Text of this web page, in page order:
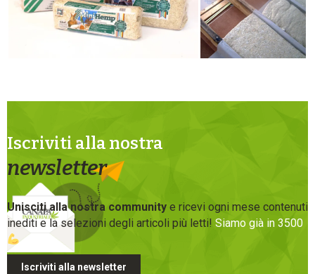
Iscriviti alla nostra
newsletter
Unisciti alla nostra community e ricevi ogni mese contenuti
inediti e la selezioni degli articoli più letti! Siamo già in 3500
Iscriviti alla newsletter